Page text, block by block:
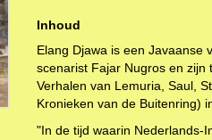
Inhoud
Elang Djawa is een Javaanse
scenarist Fajar Nugros en zijn
Verhalen van Lemuria, Saul,
Kronieken van de Buitenring)
"In de tijd waarin Nederlands-